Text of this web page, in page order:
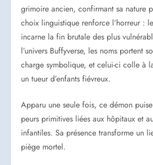
grimoire ancien, confirmant sa nature
choix linguistique renforce l’horreur :
incarne la fin brutale des plus
l’univers Buffyverse, les noms portent
charge symbolique, et celui-ci colle à
un tueur d’enfants fiévreux.
Apparu une seule fois, ce démon
peurs primitives liées aux hôpitaux et
infantiles. Sa présence transforme un
piège mortel.